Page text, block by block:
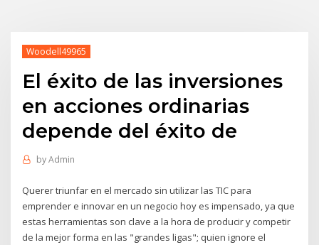
Woodell49965
El éxito de las inversiones
en acciones ordinarias
depende del éxito de
byAdmin
Querer triunfar en el mercado sin utilizar las TIC para
emprender e innovar en un negocio hoy es impensado, ya que
estas herramientas son clave a la hora de producir y competir
de la mejor forma en las "grandes ligas"; quien ignore el